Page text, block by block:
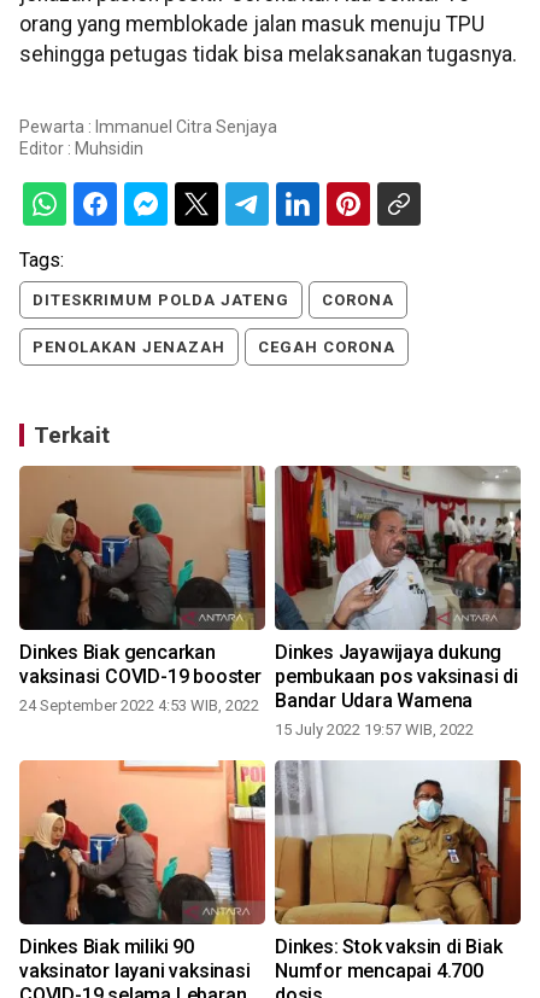
orang yang memblokade jalan masuk menuju TPU
sehingga petugas tidak bisa melaksanakan tugasnya.
Pewarta : Immanuel Citra Senjaya
Editor : Muhsidin
Tags:
DITESKRIMUM POLDA JATENG CORONA
PENOLAKAN JENAZAH CEGAH CORONA
Terkait
Dinkes Biak gencarkan
vaksinasi COVID-19 booster
24 September 2022 4:53 WIB, 2022
Dinkes Jayawijaya dukung
pembukaan pos vaksinasi di
Bandar Udara Wamena
15 July 2022 19:57 WIB, 2022
Dinkes Biak miliki 90
vaksinator layani vaksinasi
Dinkes: Stok vaksin di Biak
Numfor mencapai 4.700